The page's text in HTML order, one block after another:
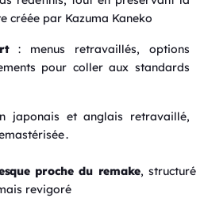
créée par Kazuma Kaneko
: menus retravaillés, options
pour coller aux standards
japonais et anglais retravaillé,
.
proche du remake, structuré
revigoré